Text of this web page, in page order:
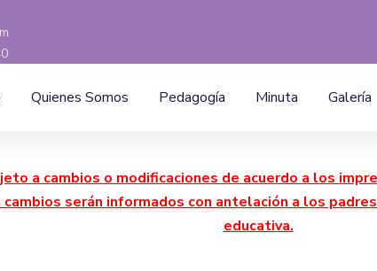
Quienes Somos Pedagogía Minuta Galería
a cambios o modificaciones de acuerdo a los
serán informados con antelación a los
educativa.